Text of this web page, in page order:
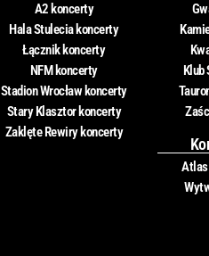
A2 koncerty
Hala Stulecia koncerty
Łącznik koncerty
NFM koncerty
Stadion Wrocław koncerty
Stary Klasztor koncerty
Zaklęte Rewiry koncerty
Klub